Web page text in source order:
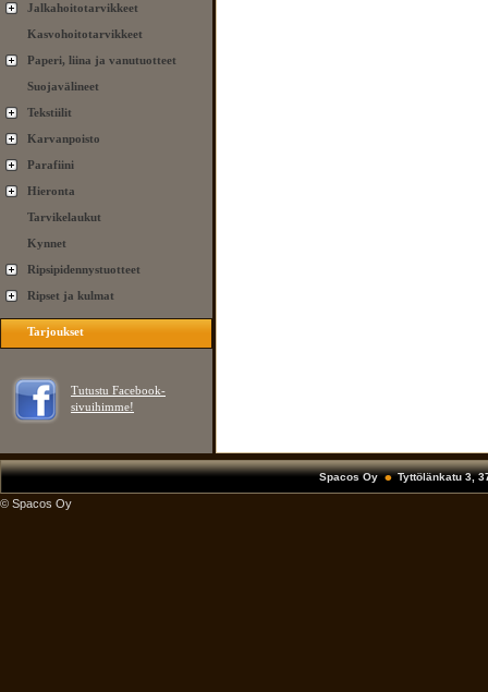
Jalkahoitotarvikkeet
Kasvohoitotarvikkeet
Paperi, liina ja vanutuotteet
Suojavälineet
Tekstiilit
Karvanpoisto
Parafiini
Hieronta
Tarvikelaukut
Kynnet
Ripsipidennystuotteet
Ripset ja kulmat
Tarjoukset
Tutustu Facebook-
sivuihimme!
Spacos Oy Tyttölänkatu 3,
© Spacos Oy